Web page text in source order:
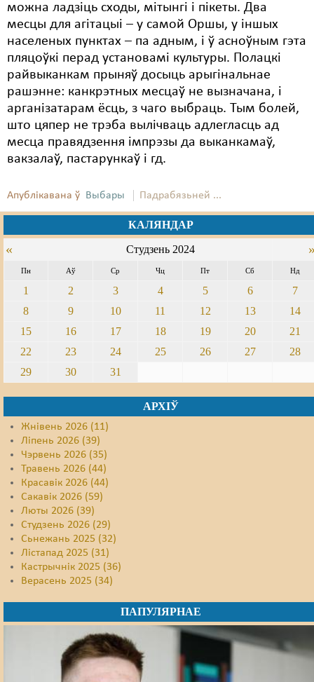
можна ладзіць сходы, мітынгі і пікеты. Два
месцы для агітацыі – у самой Оршы, у іншых
населеных пунктах – па адным, і ў асноўным гэта
пляцоўкі перад установамі культуры. Полацкі
райвыканкам прыняў досыць арыгінальнае
рашэнне: канкрэтных месцаў не вызначана, і
арганізатарам ёсць, з чаго выбраць. Тым болей,
што цяпер не трэба вылічваць адлегласць ад
месца правядзення імпрэзы да выканкамаў,
вакзалаў, пастарункаў і гд.
Апублікавана ў Выбары Падрабязьней ...
КАЛЯНДАР
« Студзень 2024
Пн Аў Ср Чц Пт Сб Нд
1 2 3 4 5 6
7
8
9 10 11 12 13
14
15
16 17 18 19 20
21
22
23 24 25 26 27
28
29
30 31
АРХІЎ
Жнівень 2026 (11)
Ліпень 2026 (39)
Чэрвень 2026 (35)
Травень 2026 (44)
Красавік 2026 (44)
Сакавік 2026 (59)
Люты 2026 (39)
Студзень 2026 (29)
Сьнежань 2025 (32)
Лістапад 2025 (31)
Кастрычнік 2025 (36)
Верасень 2025 (34)
ПАПУЛЯРНАЕ